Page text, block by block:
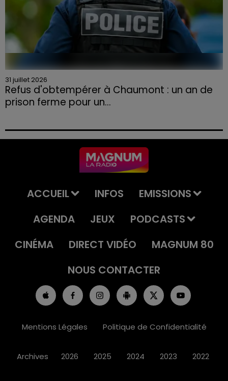
31 juillet 2026
Refus d'obtempérer à Chaumont : un an de
prison ferme pour un...
permis et la confiscation de son véhicule.
ACCUEIL INFOS
EMISSIONS
AGENDA
JEUX
PODCASTS
CINÉMA
DIRECT VIDÉO
MAGNUM 80
NOUS CONTACTER
Mentions Légales Politique de Confidentialité
Archives 2026 2025 2024 2023 2022